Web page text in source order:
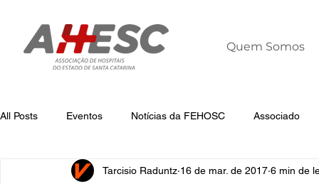
Quem Somos
All Posts Eventos Notícias da FEHOSC Associado
Notícias da AHESC Liderança Dia
Tarcisio Raduntz 16 de mar. de 2017 6 min de